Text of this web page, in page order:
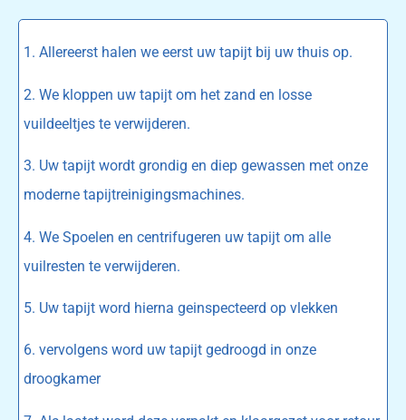
1. Allereerst halen we eerst uw tapijt bij uw thuis op.
2. We kloppen uw tapijt om het zand en losse
vuildeeltjes te verwijderen.
3. Uw tapijt wordt grondig en diep gewassen met onze
moderne tapijtreinigingsmachines.
4. We Spoelen en centrifugeren uw tapijt om alle
vuilresten te verwijderen.
5. Uw tapijt word hierna geinspecteerd op vlekken
6. vervolgens word uw tapijt gedroogd in onze
droogkamer